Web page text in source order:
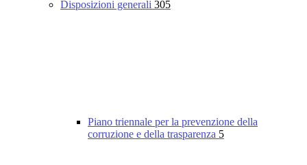
Disposizioni generali 305
Piano triennale per la prevenzione della
corruzione e della trasparenza 5